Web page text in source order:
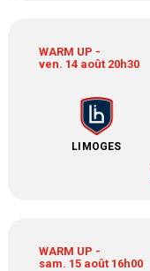
WARM UP -
ven. 14 août 20h30
LIMOGES
WARM UP -
sam. 15 août 16h00